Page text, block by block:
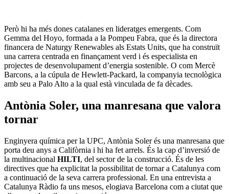
Però hi ha més dones catalanes en lideratges emergents. Com
Gemma del Hoyo, formada a la Pompeu Fabra, que és la directora
financera de Naturgy Renewables als Estats Units, que ha construït
una carrera centrada en finançament verd i és especialista en
projectes de desenvolupament d’energia sostenible. O com Mercè
Barcons, a la cúpula de Hewlett-Packard, la companyia tecnològica
amb seu a Palo Alto a la qual està vinculada de fa dècades.
Antònia Soler, una manresana que valora
tornar
Enginyera química per la UPC, Antònia Soler és una manresana que
porta deu anys a Califòrnia i hi ha fet arrels. És la cap d’inversió de
la multinacional HILTI, del sector de la construcció. És de les
directives que ha explicitat la possibilitat de tornar a Catalunya com
a continuació de la seva carrera professional. En una entrevista a
Catalunya Ràdio fa uns mesos, elogiava Barcelona com a ciutat que